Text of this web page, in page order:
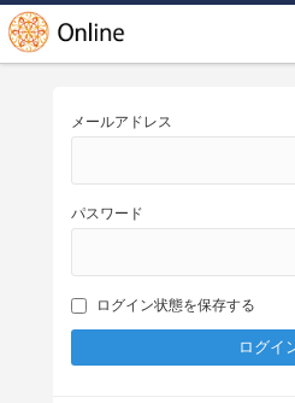
メールアドレス
パスワード
ログイン状態を保存する